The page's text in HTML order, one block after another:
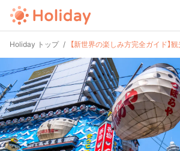
Holiday トップ 【新世界の楽しみ方完全ガイド】